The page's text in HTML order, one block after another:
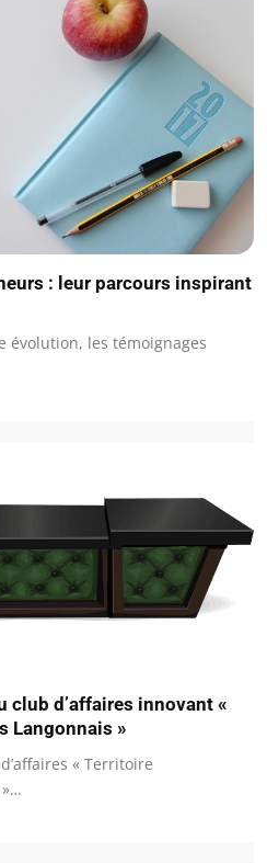
: leur parcours inspirant
évolution, les témoignages
club d’affaires innovant «
Langonnais »
« Territoire